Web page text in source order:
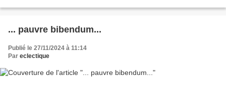
... pauvre bibendum...
Publié le 27/11/2024 à 11:14
Par eclectique